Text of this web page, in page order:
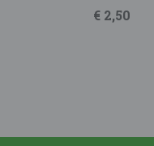
€ 2,50